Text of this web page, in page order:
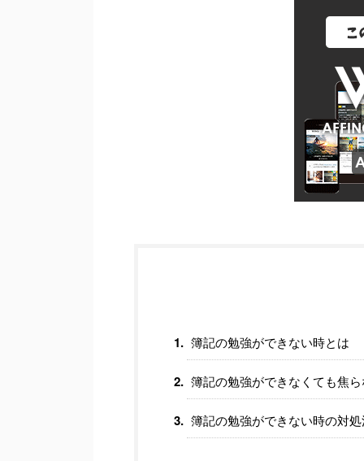
簿記の勉強ができない時とは
簿記の勉強ができなくても焦
簿記の勉強ができない時の対